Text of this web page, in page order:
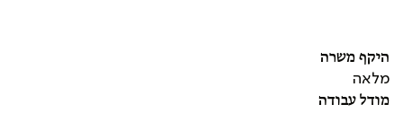
היקף משרה
מלאה
מודל עבודה